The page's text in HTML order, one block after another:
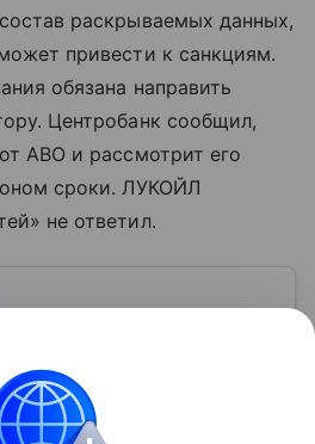
раскрываемых данных,
привести к санкциям.
обязана направить
Центробанк сообщил,
АВО и рассмотрит его
сроки. ЛУКОЙЛ
не ответил.
может стать
пассивного дохода, если
выбору. Рассмотрим